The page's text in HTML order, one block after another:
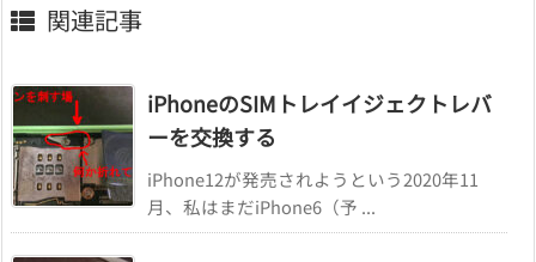
関連記事
iPhoneのSIMトレイイジェクトレバ
ーを交換する
iPhone12が発売されようという2020年11
月、私はまだiPhone6（予 ...